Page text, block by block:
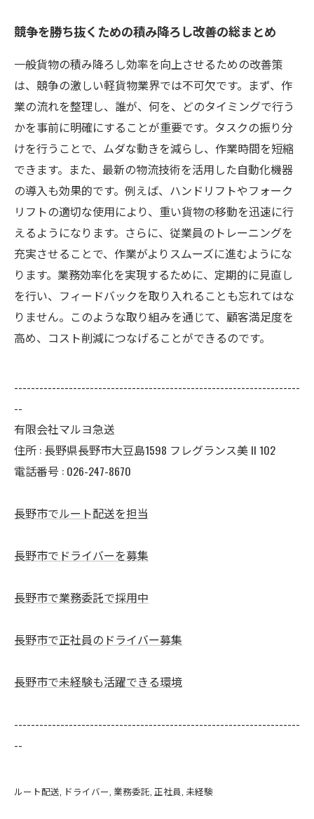
競争を勝ち抜くための積み降ろし改善の総まとめ
一般貨物の積み降ろし効率を向上させるための改善策
は、競争の激しい軽貨物業界では不可欠です。まず、作
業の流れを整理し、誰が、何を、どのタイミングで行う
かを事前に明確にすることが重要です。タスクの振り分
けを行うことで、ムダな動きを減らし、作業時間を短縮
できます。また、最新の物流技術を活用した自動化機器
の導入も効果的です。例えば、ハンドリフトやフォーク
リフトの適切な使用により、重い貨物の移動を迅速に行
えるようになります。さらに、従業員のトレーニングを
充実させることで、作業がよりスムーズに進むようにな
ります。業務効率化を実現するために、定期的に見直し
を行い、フィードバックを取り入れることも忘れてはな
りません。このような取り組みを通じて、顧客満足度を
高め、コスト削減につなげることができるのです。
--------------------------------------------------------------------
--
有限会社マルヨ急送
住所 : 長野県長野市大豆島1598 フレグランス美 II 102
電話番号 : 026-247-8670
長野市でルート配送を担当
長野市でドライバーを募集
長野市で業務委託で採用中
長野市で正社員のドライバー募集
長野市で未経験も活躍できる環境
--------------------------------------------------------------------
--
ルート配送 ドライバー 業務委託 正社員 未経験